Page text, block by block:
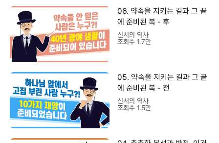
06. 약속을 지키는 길과 그 끝
에 준비된 복 - 후
신서의 역사
조회수 1.7만
05. 약속을 지키는 길과 그 끝
에 준비된 복 - 전
신서의 역사
조회수 1.5만